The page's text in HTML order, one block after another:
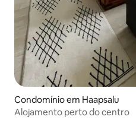
Condomínio em Haapsalu
Alojamento perto do centro